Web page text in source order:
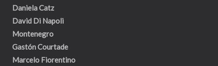
Daniela Catz
David Di Napoli
Montenegro
Gastón Courtade
Marcelo Fiorentino